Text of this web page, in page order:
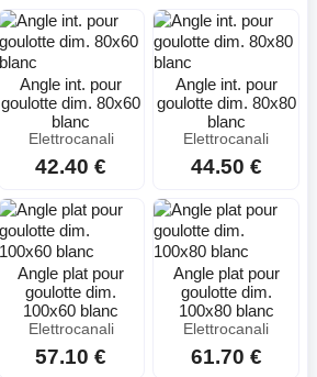
Angle int. pour
goulotte dim. 80x60
blanc
Elettrocanali
42.40 €
Angle int. pour
goulotte dim. 80x80
blanc
Elettrocanali
44.50 €
Angle plat pour
goulotte dim.
100x60 blanc
Elettrocanali
57.10 €
Angle plat pour
goulotte dim.
100x80 blanc
Elettrocanali
61.70 €